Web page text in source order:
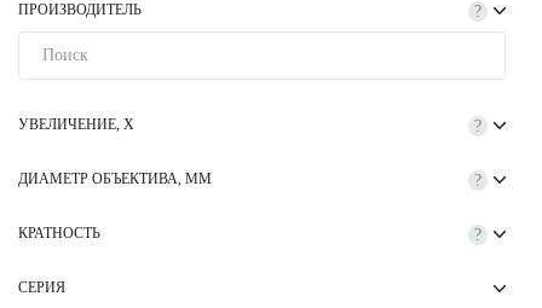
?
ПРОИЗВОДИТЕЛЬ
?
УВЕЛИЧЕНИЕ, Х
?
ДИАМЕТР ОБЪЕКТИВА, ММ
?
КРАТНОСТЬ
СЕРИЯ